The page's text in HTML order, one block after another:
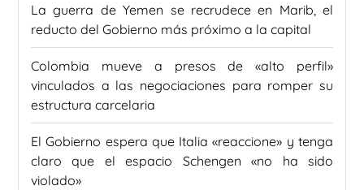
La guerra de Yemen se recrudece en Marib, el
reducto del Gobierno más próximo a la capital
Colombia mueve a presos de «alto perfil»
vinculados a las negociaciones para romper su
estructura carcelaria
El Gobierno espera que Italia «reaccione» y tenga
claro que el espacio Schengen «no ha sido
violado»